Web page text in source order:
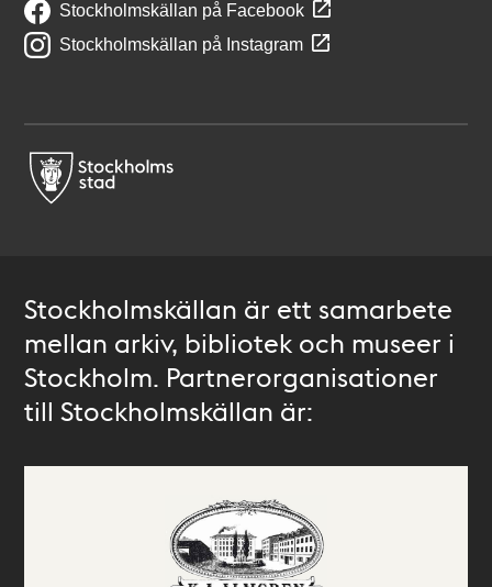
Stockholmskällan på Facebook
Stockholmskällan på Instagram
Stockholmskällan är ett samarbete
mellan arkiv, bibliotek och museer i
Stockholm. Partnerorganisationer
till Stockholmskällan är: